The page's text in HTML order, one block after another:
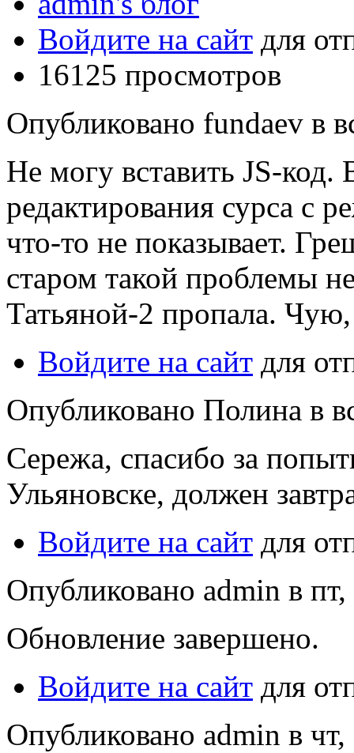
Войдите на сайт для
16125 просмотров
Опубликовано fundaev в
Не могу вставить JS-код.
редактирования сурса
что-то не показывает.
старом такой проблемы
Татьяной-2 пропала.
Войдите на сайт для
Опубликовано Полина в
Сережа, спасибо за
Ульяновске, должен
Войдите на сайт для
Опубликовано admin в
Обновление завершено.
Войдите на сайт для
Опубликовано admin в